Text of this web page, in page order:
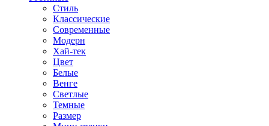
Стиль
Классические
Современные
Модерн
Хай-тек
Цвет
Белые
Венге
Светлые
Темные
Размер